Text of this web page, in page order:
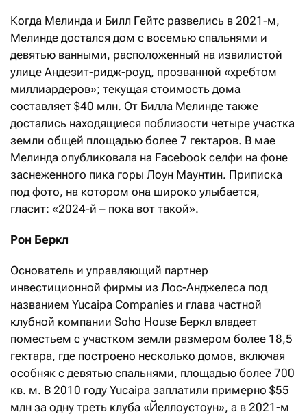
Когда Мелинда и Билл Гейтс развелись в 2021-м,
Мелинде достался дом с восемью спальнями и
девятью ванными, расположенный на извилистой
улице Андезит-ридж-роуд, прозванной «хребтом
миллиардеров»; текущая стоимость дома
составляет $40 млн. От Билла Мелинде также
достались находящиеся поблизости четыре участка
земли общей площадью более 7 гектаров. В мае
Мелинда опубликовала на Facebook селфи на фоне
заснеженного пика горы Лоун Маунтин. Приписка
под фото, на котором она широко улыбается,
гласит: «2024-й – пока вот такой».
Рон Беркл
Основатель и управляющий партнер
инвестиционной фирмы из Лос-Анджелеса под
названием Yucaipa Companies и глава частной
клубной компании Soho House Беркл владеет
поместьем с участком земли размером более 18,5
гектара, где построено несколько домов, включая
особняк с девятью спальнями, площадью более 700
кв. м. В 2010 году Yucaipa заплатили примерно $55
млн за одну треть клуба «Йеллоустоун», а в 2021-м